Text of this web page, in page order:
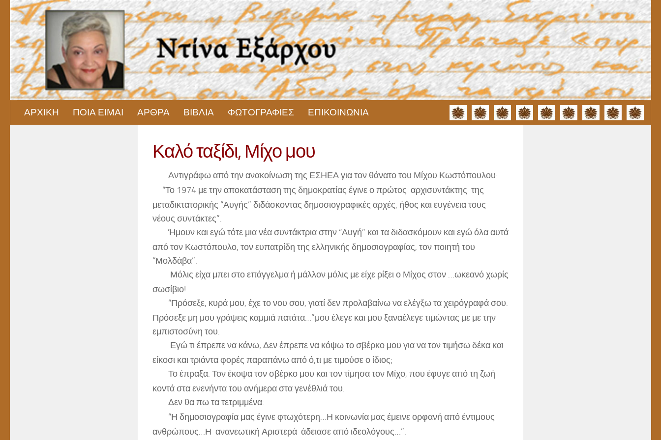
Skip to content
ΑΡΧΙΚΗ ΠΟΙΑ ΕΙΜΑΙ ΑΡΘΡΑ ΒΙΒΛΙΑ ΦΩΤΟΓΡΑΦΙΕΣ ΕΠΙΚΟΙΝΩΝΙΑ
Καλό ταξίδι, Μίχο μου
Αντιγράφω από την ανακοίνωση της ΕΣΗΕΑ για τον θάνατο του Μίχου Κωστόπουλου:
“Το 1974 με την αποκατάσταση της δημοκρατίας έγινε ο πρώτος αρχισυντάκτης της
μεταδικτατορικής “Αυγής” διδάσκοντας δημοσιογραφικές αρχές, ήθος και ευγένεια τους
νέους συντάκτες”.
Ήμουν και εγώ τότε μια νέα συντάκτρια στην “Αυγή” και τα διδασκόμουν και εγώ όλα αυτά
από τον Κωστόπουλο, τον ευπατρίδη της ελληνικής δημοσιογραφίας, τον ποιητή του
“Μολδάβα”.
Μόλις είχα μπει στο επάγγελμα ή μάλλον μόλις με είχε ρίξει ο Μίχος στον …ωκεανό χωρίς
σωσίβιο!
“Πρόσεξε, κυρά μου, έχε το νου σου, γιατί δεν προλαβαίνω να ελέγξω τα χειρόγραφά σου.
Πρόσεξε μη μου γράψεις καμμιά πατάτα…”μου έλεγε και μου ξαναέλεγε τιμώντας με με την
εμπιστοσύνη του.
Εγώ τι έπρεπε να κάνω; Δεν έπρεπε να κόψω το σβέρκο μου για να τον τιμήσω δέκα και
είκοσι και τριάντα φορές παραπάνω από ό,τι με τιμούσε ο ίδιος;
Το έπραξα. Τον έκοψα τον σβέρκο μου και τον τίμησα τον Μίχο, που έφυγε από τη ζωή
κοντά στα ενενήντα του ανήμερα στα γενέθλιά του.
Δεν θα πω τα τετριμμένα:
“Η δημοσιογραφία μας έγινε φτωχότερη…Η κοινωνία μας έμεινε ορφανή από έντιμους
ανθρώπους…Η ανανεωτική Αριστερά άδειασε από ιδεολόγους…”.